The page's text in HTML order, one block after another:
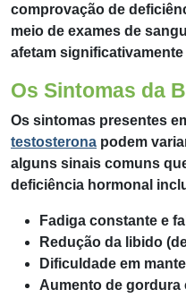
comprovação de
meio de exames de
afetam
Os Sintomas da
Os sintomas presentes
testosterona podem
alguns sinais comuns
deficiência hormonal
Fadiga constante e
Redução da libido
Dificuldade em
Aumento de gordura